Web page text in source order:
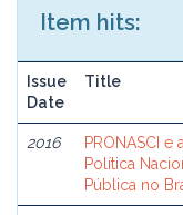
Item hits:
Issue
Date
Title
2016
PRONASCI e
Política
Pública no